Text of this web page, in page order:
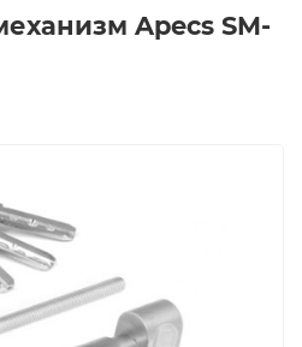
Apecs SM-